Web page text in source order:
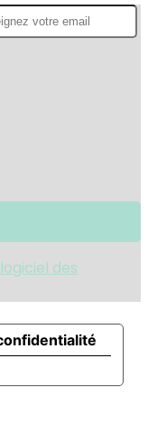
des